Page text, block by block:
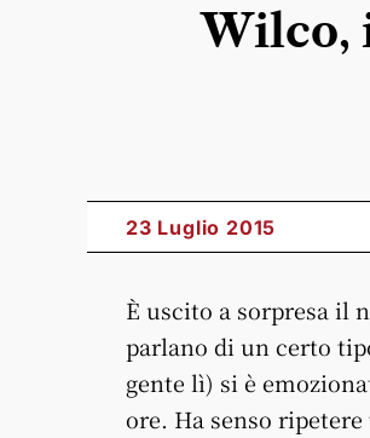
Wilco,
23 Luglio 2015
È uscito a sorpresa il
parlano di un certo
gente lì) si è
ore. Ha senso